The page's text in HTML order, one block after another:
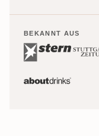
BEKANNT AUS